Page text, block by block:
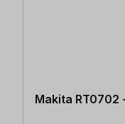
Makita RT0702